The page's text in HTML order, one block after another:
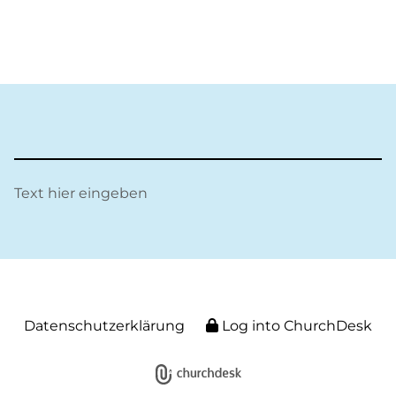
Text hier eingeben
Datenschutzerklärung Log into ChurchDesk